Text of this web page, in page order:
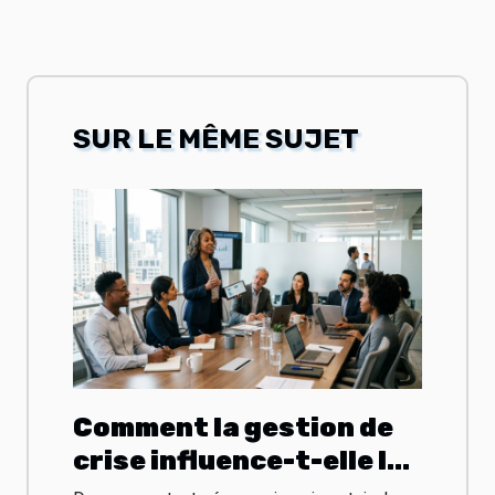
SUR LE MÊME SUJET
Comment la gestion de
crise influence-t-elle la